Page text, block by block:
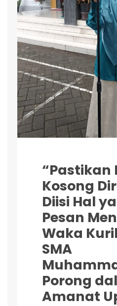
“Pastikan
Kosong
Diisi Hal
Pesan
Waka
SMA
Porong
Amanat